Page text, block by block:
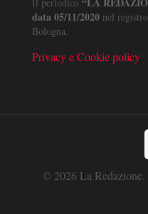
Il periodico
data 05/11/2020 nel
Bologna.
Privacy e Cookie policy
© 2026 La